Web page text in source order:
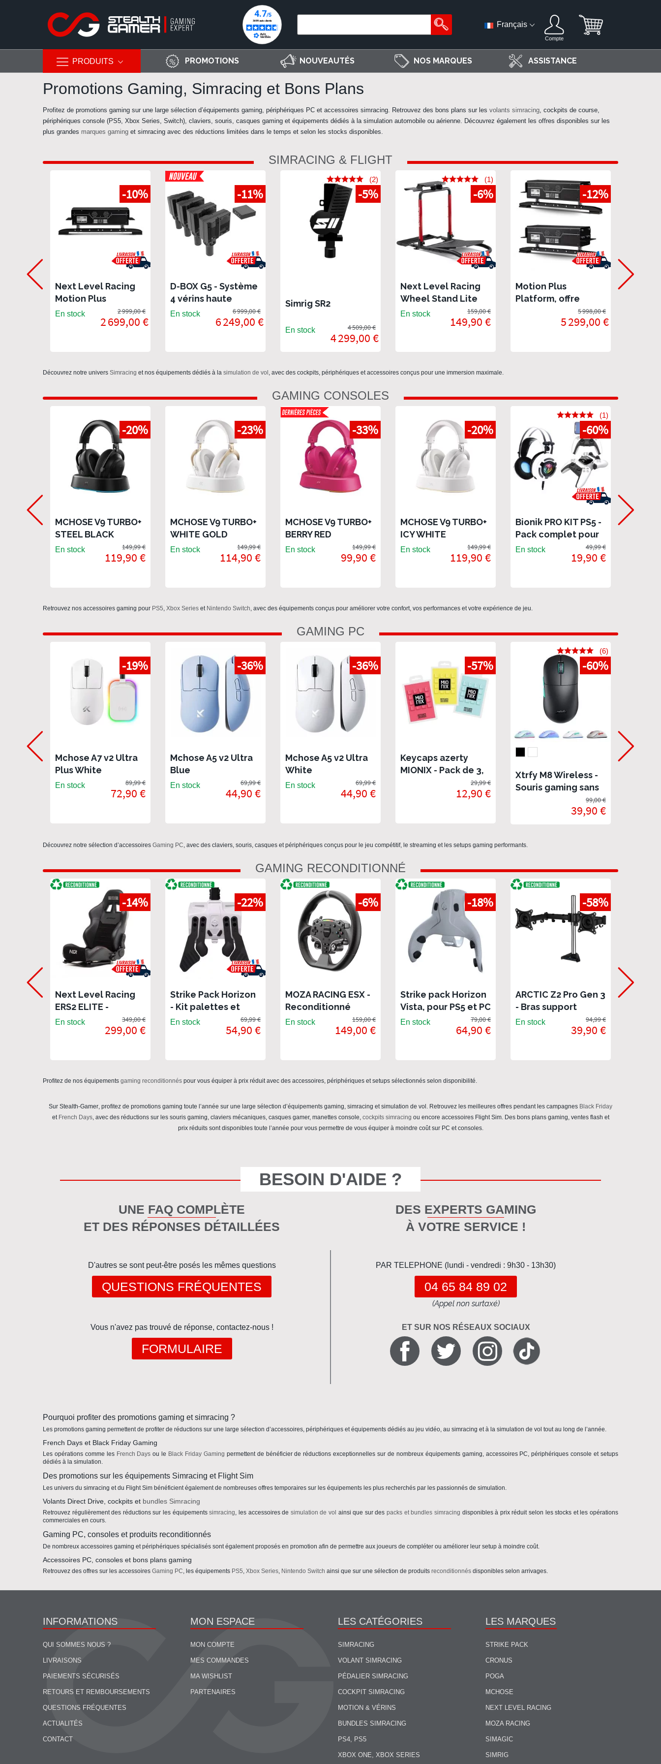
PRODUITS
Français
Compte
PROMOTIONS NOUVEAUTÉS NOS MARQUES ASSISTANCE
Promotions Gaming, Simracing et Bons Plans
Profitez de promotions gaming sur une large sélection d’équipements gaming, périphériques PC et accessoires simracing. Retrouvez des bons plans sur les volants simracing, cockpits de course,
périphériques console (PS5, Xbox Series, Switch), claviers, souris, casques gaming et équipements dédiés à la simulation automobile ou aérienne. Découvrez également les offres disponibles sur les
plus grandes marques gaming et simracing avec des réductions limitées dans le temps et selon les stocks disponibles.
SIMRACING & FLIGHT
-10%
Next Level Racing
Motion Plus
Platform -
Plateforme
En stock
2 699,00 €
2 999,00 €
-11%
D-BOX G5 - Système
4 vérins haute
performance
En stock
6 249,00 €
6 999,00 €
-5%
Simrig SR2
(2)
En stock
4 299,00 €
4 509,00 €
-6%
Next Level Racing
Wheel Stand Lite
2.0
(1)
En stock
149,90 €
159,00 €
-12%
Motion Plus
Platform, offre
double - Plateforme
vérins Next Level
5 299,00 €
5 998,00 €
Découvrez notre univers Simracing et nos équipements dédiés à la simulation de vol , avec des cockpits, périphériques et accessoires conçus pour une immersion maximale.
GAMING CONSOLES
-20%
MCHOSE V9 TURBO+
STEEL BLACK
En stock
119,90 €
149,99 €
-23%
MCHOSE V9 TURBO+
WHITE GOLD
En stock
114,90 €
149,99 €
-33%
MCHOSE V9 TURBO+
BERRY RED
En stock
99,90 €
149,99 €
-20%
MCHOSE V9 TURBO+
ICY WHITE
En stock
119,90 €
149,99 €
-60%
Bionik PRO KIT PS5 -
Pack complet pour
PS5
(1)
En stock
19,90 €
49,99 €
Retrouvez nos accessoires gaming pour PS5, Xbox Series et Nintendo Switch, avec des équipements conçus pour améliorer votre confort, vos performances et votre expérience de jeu.
GAMING PC
-19%
Mchose A7 v2 Ultra
Plus White
En stock
72,90 €
89,99 €
-36%
Mchose A5 v2 Ultra
Blue
En stock
44,90 €
69,99 €
-36%
Mchose A5 v2 Ultra
White
En stock
44,90 €
69,99 €
-57%
Keycaps azerty
MIONIX - Pack de 3,
offre destockage
12,90 €
29,99 €
-60%
Xtrfy M8 Wireless -
Souris gaming sans
(6)
39,90 €
99,00 €
Découvrez notre sélection d’accessoires Gaming PC, avec des claviers, souris, casques et périphériques conçus pour le jeu compétitif, le streaming et les setups gaming performants.
GAMING RECONDITIONNÉ
-14%
Next Level Racing
ERS2 ELITE -
Fauteuil de course
pour cockpit -
En stock
299,00 €
349,00 €
-22%
Strike Pack Horizon
- Kit palettes et
Mods Packs pour
Xbox Series & Xbox
En stock
54,90 €
69,99 €
-6%
MOZA RACING ESX -
Reconditionné
En stock
149,00 €
159,00 €
-18%
Strike pack Horizon
Vista, pour PS5 et PC
- Kit palettes
En stock
64,90 €
79,00 €
-58%
ARCTIC Z2 Pro Gen 3
- Bras support
double écran avec 4
ports USB 3.0, noir
En stock
39,90 €
94,99 €
Profitez de nos équipements gaming reconditionnés pour vous équiper à prix réduit avec des accessoires, périphériques et setups sélectionnés selon disponibilité.
Sur Stealth-Gamer, profitez de promotions gaming toute l’année sur une large sélection d’équipements gaming, simracing et simulation de vol. Retrouvez les meilleures offres pendant les campagnes Black Friday
et French Days, avec des réductions sur les souris gaming, claviers mécaniques, casques gamer, manettes console, cockpits simracing ou encore accessoires Flight Sim. Des bons plans gaming, ventes flash et
prix réduitssont disponibles toute l’année pour vous permettre de vous équiper à moindre coût sur PC et consoles.
BESOIN D'AIDE ?
UNE FAQ COMPLÈTE
ET DES RÉPONSES DÉTAILLÉES
D'autres se sont peut-être posés les mêmes questions
QUESTIONS FRÉQUENTES
Vous n'avez pas trouvé de réponse, contactez-nous !
FORMULAIRE
DES EXPERTS GAMING
À VOTRE SERVICE !
PAR TELEPHONE (lundi - vendredi : 9h30 - 13h30)
04 65 84 89 02
(Appel non surtaxé)
ET SUR NOS RÉSEAUX SOCIAUX
Pourquoi profiter des promotions gaming et simracing ?
Les promotions gaming permettent de profiter de réductions sur une large sélection d’accessoires, périphériques et équipements dédiés au jeu vidéo, au simracing et à la simulation de vol tout au long de l’année.
French Days et Black Friday Gaming
Les opérations comme les French Days ou le Black Friday Gaming permettent de bénéficier de réductions exceptionnelles sur de nombreux équipements gaming, accessoires PC, périphériques console et setups
dédiés à la simulation.
Des promotions sur les équipements Simracing et Flight Sim
Les univers du simracing et du Flight Sim bénéficient également de nombreuses offres temporaires sur les équipements les plus recherchés par les passionnés de simulation.
Volants Direct Drive, cockpits et bundles Simracing
Retrouvez régulièrement des réductions sur les équipementssimracing, les accessoires de simulation de vol ainsi que sur despacks et bundles simracing disponibles à prix réduit selon les stocks et les opérations
commerciales en cours.
Gaming PC, consoles et produits reconditionnés
De nombreux accessoires gaming et périphériques spécialisés sont également proposés en promotion afin de permettre aux joueurs de compléter ou améliorer leur setup à moindre coût.
Accessoires PC, consoles et bons plans gaming
Retrouvez des offres sur les accessoires Gaming PC, les équipements PS5, Xbox Series, Nintendo Switch ainsi que sur une sélection de produits reconditionnés disponibles selon arrivages.
INFORMATIONS
QUI SOMMES NOUS ?
LIVRAISONS
PAIEMENTS SÉCURISÉS
RETOURS ET REMBOURSEMENTS
QUESTIONS FRÉQUENTES
ACTUALITÉS
CONTACT
MON ESPACE
MON COMPTE
MES COMMANDES
MA WISHLIST
PARTENAIRES
LES CATÉGORIES
SIMRACING
VOLANT SIMRACING
PÉDALIER SIMRACING
COCKPIT SIMRACING
MOTION & VÉRINS
BUNDLES SIMRACING
PS4, PS5
XBOX ONE, XBOX SERIES
LES MARQUES
STRIKE PACK
CRONUS
POGA
MCHOSE
NEXT LEVEL RACING
MOZA RACING
SIMAGIC
SIMRIG